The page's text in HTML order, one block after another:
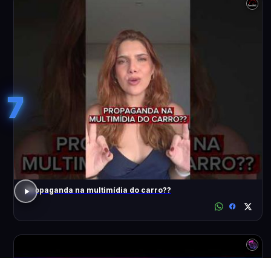
7
Propaganda na multimídia do carro??